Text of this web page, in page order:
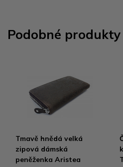
Podobné produkty
Tmavě hnědá velká
zipová dámská
peněženka Aristea